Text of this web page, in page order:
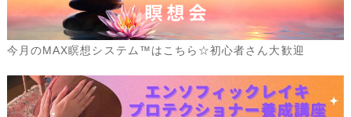
今月のMAX瞑想システム™はこちら☆初心者さん大歓迎